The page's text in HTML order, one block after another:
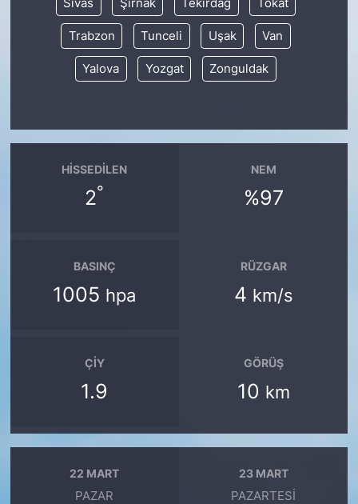
Sivas Şırnak Tekirdağ Tokat
Trabzon Tunceli Uşak Van
Yalova Yozgat Zonguldak
HISSEDILEN
2°
NEM
%97
BASINÇ
1005 hpa
RÜZGAR
4 km/s
ÇIY
1.9
GÖRÜŞ
10 km
22 MART
PAZAR
23 MART
PAZARTESI